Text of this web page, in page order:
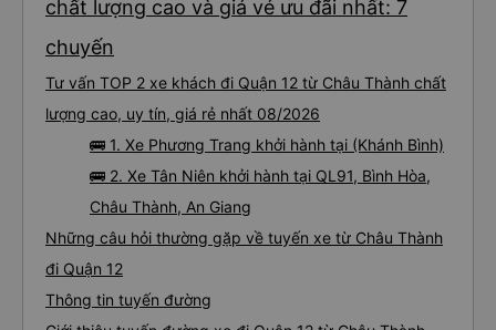
chất lượng cao và giá vé ưu đãi nhất: 7
chuyến
Tư vấn TOP 2 xe khách đi Quận 12 từ Châu Thành chất
lượng cao, uy tín, giá rẻ nhất 08/2026
🚌 1. Xe Phương Trang khởi hành tại (Khánh Bình)
🚌 2. Xe Tân Niên khởi hành tại QL91, Bình Hòa,
Châu Thành, An Giang
Những câu hỏi thường gặp về tuyến xe từ Châu Thành
đi Quận 12
Thông tin tuyến đường